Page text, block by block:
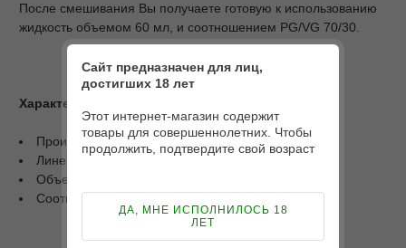
После смешивания Вы получаете готовую к использованию
жидкость объемом 60 мл, и соотношением PG/VG 70/30.
Характеристики
Производитель: Marvellous;
Линейка: Experimental Summer Vibes;
Объем: 60 мл;
Соотношение PG/VG: 70/30.
Сайт предназначен для лиц,
достигших 18 лет
Этот интернет-магазин содержит
товары для совершеннолетних. Чтобы
продолжить, подтвердите свой возраст
ДА, МНЕ ИСПОЛНИЛОСЬ 18
ЛЕТ